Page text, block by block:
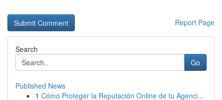
Report Page
Search
Go
Published News
1 Cómo Proteger la Reputación Online de tu Agenci...